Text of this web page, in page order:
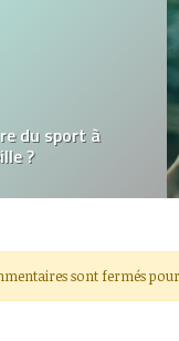
Passion
sont fermés